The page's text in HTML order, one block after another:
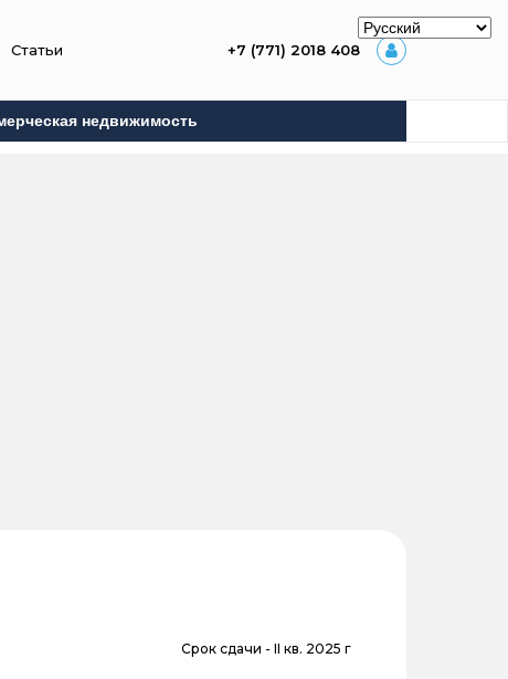
Статьи +7 (771) 2018 408
недвижимость
Срок сдачи - II кв. 2025 г